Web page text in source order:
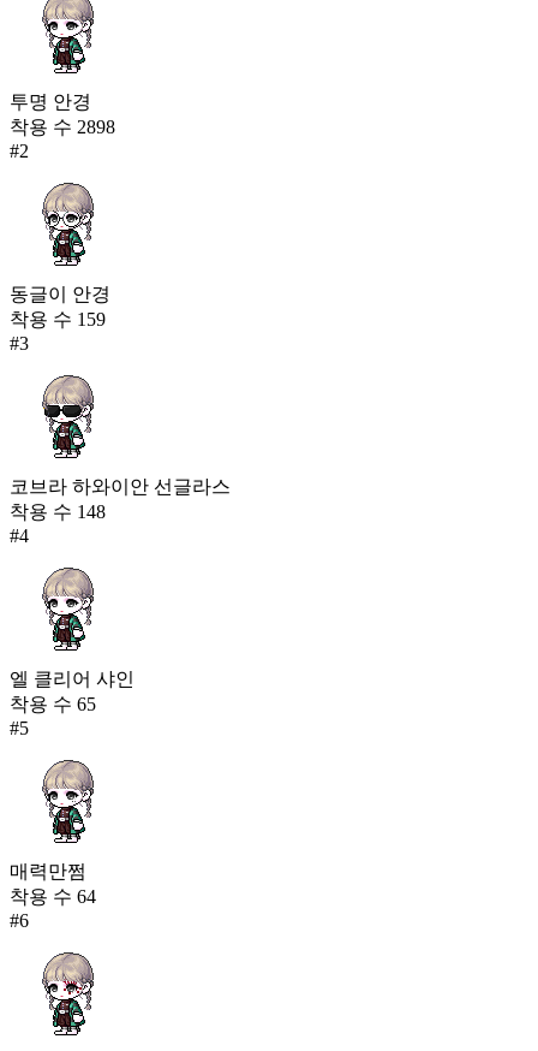
투명 안경
착용 수 2898
#2
동글이 안경
착용 수 159
#3
코브라 하와이안 선글라스
착용 수 148
#4
엘 클리어 샤인
착용 수 65
#5
매력만쩜
착용 수 64
#6